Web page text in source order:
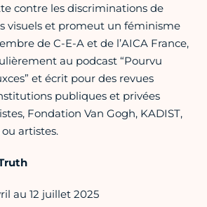
contre les discriminations de
visuels et promeut un féminisme
de C-E-A et de l’AICA France,
au podcast “Pourvu
et écrit pour des revues
publiques et privées
Fondation Van Gogh, KADIST,
ou artistes.
au 12 juillet 2025